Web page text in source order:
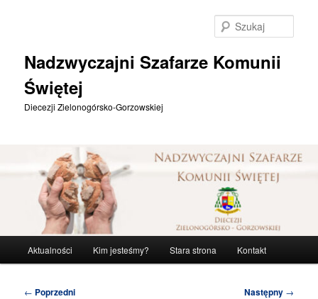
Nadzwyczajni Szafarze Komunii
Świętej
Diecezji Zielonogórsko-Gorzowskiej
Aktualności Kim jesteśmy? Stara strona Kontakt
Nawigacja
← Poprzedni Następny →